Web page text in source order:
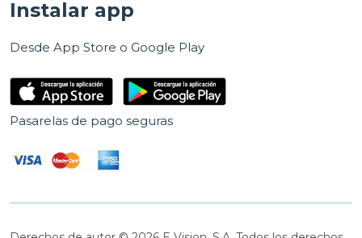
Instalar app
Desde App Store o Google Play
Pasarelas de pago seguras